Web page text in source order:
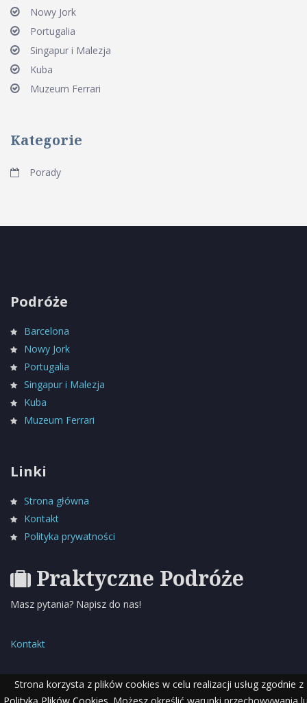
Strona korzysta z plików cookies w celu realizacji usług zgodnie z
Nowy Jork
Portugalia
Singapur i Malezja
Kuba
Muzeum Ferrari
Kategorie
Porady
Podróże
Barcelona
Nowy Jork
Portugalia
Singapur i Malezja
Kuba
Muzeum Ferrari
Linki
Strona główna
Kontakt
Polityka prywatności
Praktyczne Podróże
Masz pytania? Napisz do nas!
Kontakt